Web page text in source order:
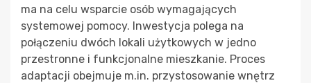
ma na celu wsparcie osób wymagających
systemowej pomocy. Inwestycja polega na
połączeniu dwóch lokali użytkowych w jedno
przestronne i funkcjonalne mieszkanie. Proces
adaptacji obejmuje m.in. przystosowanie wnętrz